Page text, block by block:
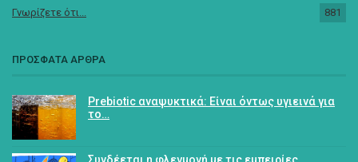
Γνωρίζετε ότι... 881
ΠΡΟΣΦΑΤΑ ΑΡΘΡΑ
Prebiotic αναψυκτικά: Είναι όντως υγιεινά για
το…